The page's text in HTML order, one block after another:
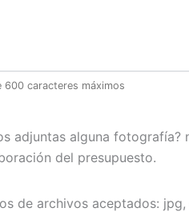
600 caracteres máximos
adjuntas alguna fotografía?
del presupuesto.
de archivos aceptados: